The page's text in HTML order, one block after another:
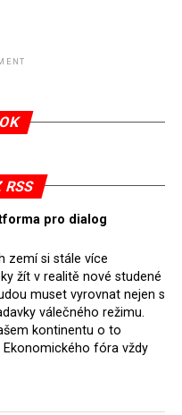
hnědého uhlí pro
českých samospráv
Silva de Lapureta
proto na žádost
uzavření dohody
příčin sporu o
Celkem si
fondů odečíst
45 milionů eur
– ale jak důl,
Už tehdy zástupci
koalice, jako
(PO) Rafał
RSS
pro dialog
zemí si stále více
žít v realitě nové studené
muset vyrovnat nejen s
válečného režimu.
kontinentu o to
fóra vždy